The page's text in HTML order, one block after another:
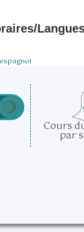
Cours
par